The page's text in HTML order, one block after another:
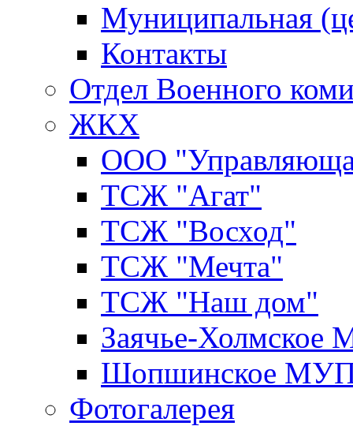
Муниципальная
Контакты
Отдел Военного
ЖКХ
ООО
ТСЖ "Агат"
ТСЖ "Восход"
ТСЖ "Мечта"
ТСЖ "Наш дом"
Заячье-
Шопшинское
Фотогалерея